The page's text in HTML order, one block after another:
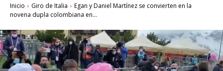
Inicio Giro de Italia
Egan y Daniel Martínez se convierten en la
novena dupla colombiana en...